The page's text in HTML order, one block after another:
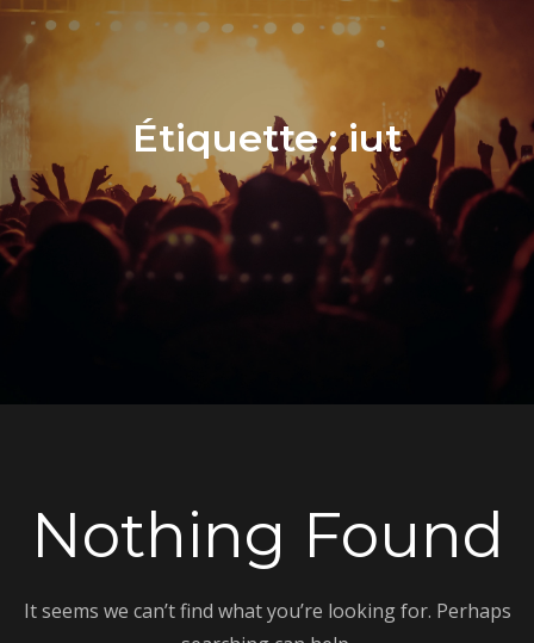
Étiquette :iut
Nothing Found
It seems we can’t find what you’re looking for. Perhaps